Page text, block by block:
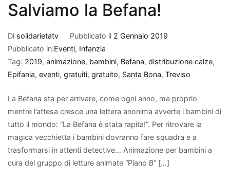
Salviamo la Befana!
Di solidarietatv Pubblicato il 2 Gennaio 2019
Pubblicato in:Eventi, Infanzia
Tag: 2019, animazione, bambini, Befana, distribuzione calze,
Epifania, eventi, gratuiti, gratuito, Santa Bona, Treviso
La Befana sta per arrivare, come ogni anno, ma proprio
mentre l’attesa cresce una lettera anonima avverte i bambini di
tutto il mondo: “La Befana è stata rapita!”. Per ritrovare la
magica vecchietta i bambini dovranno fare squadra e a
trasformarsi in attenti detective… Animazione per bambini a
cura del gruppo di letture animate “Piano B” […]